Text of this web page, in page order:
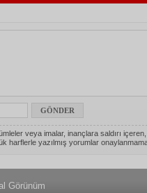
veya imalar, inançlara saldırı içeren,
harflerle yazılmış yorumlar
Görünüm